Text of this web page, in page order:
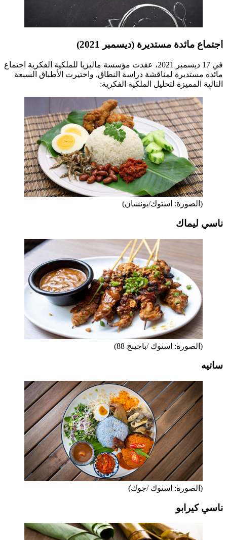
اجتماع مائدة مستديرة (ديسمبر 2021)
في 17 ديسمبر 2021، عقدت مؤسسة ماليزيا للملكية الفكرية اجتماع
مائدة مستديرة لمناقشة دراسة النطاق. واختيرت الأطباق السبعة
التالية المميزة لتحليل الملكية الفكرية:
(الصورة: استوك/بونشان)
ناسي ليماك
(الصورة: استوك /باجينج 88)
ساتيه
(الصورة: استوك /جوك)
ناسي كيرابو